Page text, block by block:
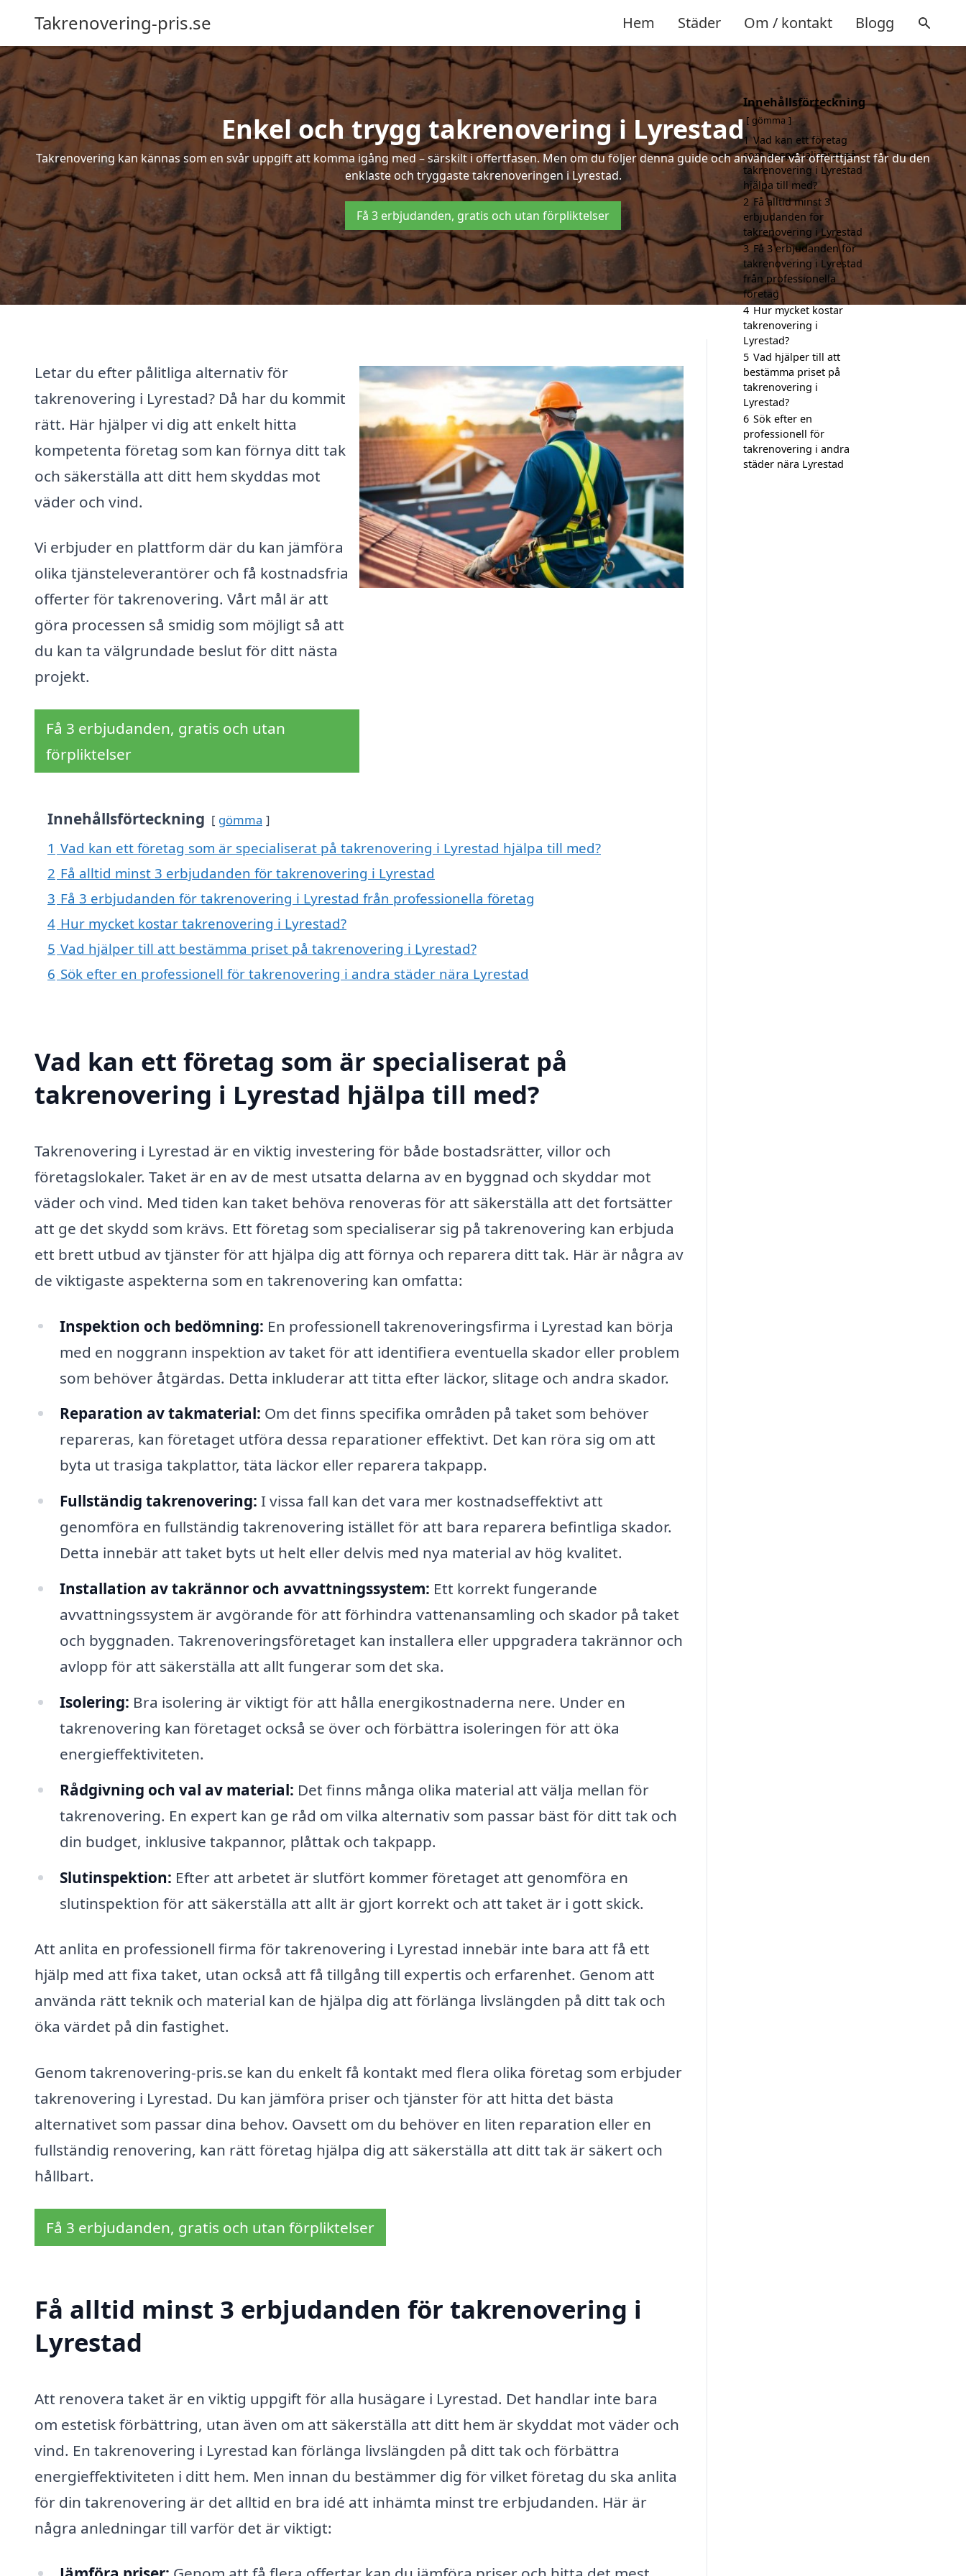
Takrenovering-pris.se Hem Städer Om / kontakt Blogg
Enkel och trygg takrenovering i Lyrestad
Takrenovering kan kännas som en svår uppgift att komma igång med – särskilt i offertfasen. Men om du följer denna guide och använder vår offerttjänst får du den
enklaste och tryggaste takrenoveringen i Lyrestad.
Få 3 erbjudanden, gratis och utan förpliktelser
Letar du efter pålitliga alternativ för
takrenovering i Lyrestad? Då har du kommit
rätt. Här hjälper vi dig att enkelt hitta
kompetenta företag som kan förnya ditt tak
och säkerställa att ditt hem skyddas mot
väder och vind.
Vi erbjuder en plattform där du kan jämföra
olika tjänsteleverantörer och få kostnadsfria
offerter för takrenovering. Vårt mål är att
göra processen så smidig som möjligt så att
du kan ta välgrundade beslut för ditt nästa
projekt.
Få 3 erbjudanden, gratis och utan
förpliktelser
Innehållsförteckning gömma
1 Vad kan ett företag som är specialiserat på takrenovering i Lyrestad hjälpa till med?
2 Få alltid minst 3 erbjudanden för takrenovering i Lyrestad
3 Få 3 erbjudanden för takrenovering i Lyrestad från professionella företag
4 Hur mycket kostar takrenovering i Lyrestad?
5 Vad hjälper till att bestämma priset på takrenovering i Lyrestad?
6 Sök efter en professionell för takrenovering i andra städer nära Lyrestad
Vad kan ett företag som är specialiserat på
takrenovering i Lyrestad hjälpa till med?
Takrenovering i Lyrestad är en viktig investering för både bostadsrätter, villor och
företagslokaler. Taket är en av de mest utsatta delarna av en byggnad och skyddar mot
väder och vind. Med tiden kan taket behöva renoveras för att säkerställa att det fortsätter
att ge det skydd som krävs. Ett företag som specialiserar sig på takrenovering kan erbjuda
ett brett utbud av tjänster för att hjälpa dig att förnya och reparera ditt tak. Här är några av
de viktigaste aspekterna som en takrenovering kan omfatta:
Inspektion och bedömning: En professionell takrenoveringsfirma i Lyrestad kan börja
med en noggrann inspektion av taket för att identifiera eventuella skador eller problem
som behöver åtgärdas. Detta inkluderar att titta efter läckor, slitage och andra skador.
Reparation av takmaterial: Om det finns specifika områden på taket som behöver
repareras, kan företaget utföra dessa reparationer effektivt. Det kan röra sig om att
byta ut trasiga takplattor, täta läckor eller reparera takpapp.
Fullständig takrenovering: I vissa fall kan det vara mer kostnadseffektivt att
genomföra en fullständig takrenovering istället för att bara reparera befintliga skador.
Detta innebär att taket byts ut helt eller delvis med nya material av hög kvalitet.
Installation av takrännor och avvattningssystem: Ett korrekt fungerande
avvattningssystem är avgörande för att förhindra vattenansamling och skador på taket
och byggnaden. Takrenoveringsföretaget kan installera eller uppgradera takrännor och
avlopp för att säkerställa att allt fungerar som det ska.
Isolering: Bra isolering är viktigt för att hålla energikostnaderna nere. Under en
takrenovering kan företaget också se över och förbättra isoleringen för att öka
energieffektiviteten.
Rådgivning och val av material: Det finns många olika material att välja mellan för
takrenovering. En expert kan ge råd om vilka alternativ som passar bäst för ditt tak och
din budget, inklusive takpannor, plåttak och takpapp.
Slutinspektion: Efter att arbetet är slutfört kommer företaget att genomföra en
slutinspektion för att säkerställa att allt är gjort korrekt och att taket är i gott skick.
Att anlita en professionell firma för takrenovering i Lyrestad innebär inte bara att få ett
hjälp med att fixa taket, utan också att få tillgång till expertis och erfarenhet. Genom att
använda rätt teknik och material kan de hjälpa dig att förlänga livslängden på ditt tak och
öka värdet på din fastighet.
Genom takrenovering-pris.se kan du enkelt få kontakt med flera olika företag som erbjuder
takrenovering i Lyrestad. Du kan jämföra priser och tjänster för att hitta det bästa
alternativet som passar dina behov. Oavsett om du behöver en liten reparation eller en
fullständig renovering, kan rätt företag hjälpa dig att säkerställa att ditt tak är säkert och
hållbart.
Få 3 erbjudanden, gratis och utan förpliktelser
Få alltid minst 3 erbjudanden för takrenovering i
Lyrestad
Att renovera taket är en viktig uppgift för alla husägare i Lyrestad. Det handlar inte bara
om estetisk förbättring, utan även om att säkerställa att ditt hem är skyddat mot väder och
vind. En takrenovering i Lyrestad kan förlänga livslängden på ditt tak och förbättra
energieffektiviteten i ditt hem. Men innan du bestämmer dig för vilket företag du ska anlita
för din takrenovering är det alltid en bra idé att inhämta minst tre erbjudanden. Här är
några anledningar till varför det är viktigt:
Innehållsförteckning
gömma
1 Vad kan ett företag
som är specialiserat på
takrenovering i Lyrestad
hjälpa till med?
2 Få alltid minst 3
erbjudanden för
takrenovering i Lyrestad
3 Få 3 erbjudanden för
takrenovering i Lyrestad
från professionella
företag
4 Hur mycket kostar
takrenovering i
Lyrestad?
5 Vad hjälper till att
bestämma priset på
takrenovering i
Lyrestad?
6 Sök efter en
professionell för
takrenovering i andra
städer nära Lyrestad